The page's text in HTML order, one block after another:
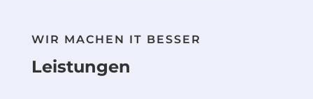
WIR MACHEN IT BESSER
Leistungen